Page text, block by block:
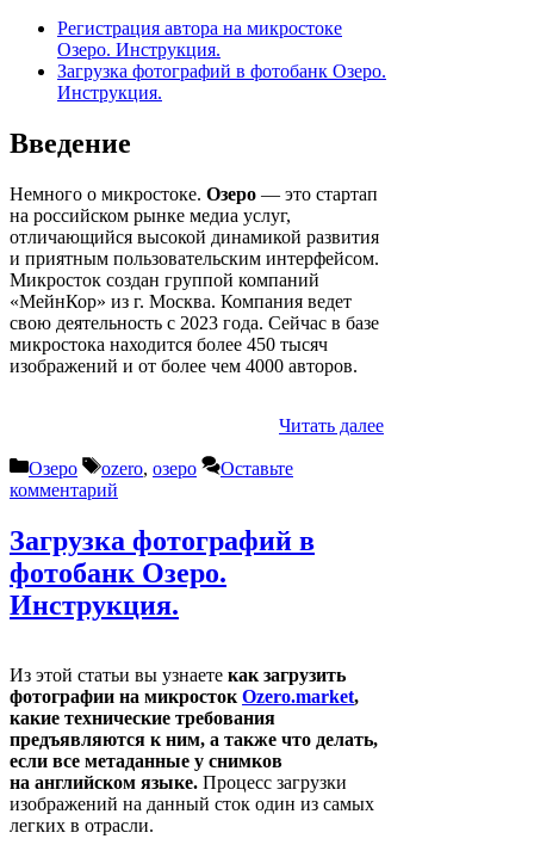
Регистрация автора на микростоке
Озеро. Инструкция.
Загрузка фотографий в фотобанк Озеро.
Инструкция.
Введение
Немного о микростоке. Озеро — это стартап
на российском рынке медиа услуг,
отличающийся высокой динамикой развития
и приятным пользовательским интерфейсом.
Микросток создан группой компаний
«МейнКор» из г. Москва. Компания ведет
свою деятельность с 2023 года. Сейчас в базе
микростока находится более 450 тысяч
изображений и от более чем 4000 авторов.
Читать далее
Рубрики
Озеро Метки
ozero, озеро
Оставьте
комментарий
Загрузка фотографий в
фотобанк Озеро.
Инструкция.
Из этой статьи вы узнаете как загрузить
фотографии на микросток Ozero.market,
какие технические требования
предъявляются к ним, а также что делать,
если все метаданные у снимков
на английском языке. Процесс загрузки
изображений на данный сток один из самых
легких в отрасли.